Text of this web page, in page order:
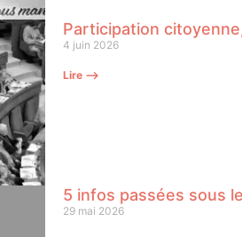
Participation
4 juin 2026
Lire ⟶
5 infos passées sous
29 mai 2026